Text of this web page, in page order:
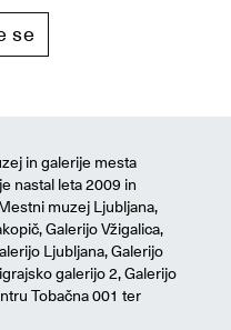
se
in galerije mesta
nastal leta 2009 in
muzej Ljubljana,
Galerijo Vžigalica,
Ljubljana, Galerijo
galerijo 2, Galerijo
Tobačna 001 ter